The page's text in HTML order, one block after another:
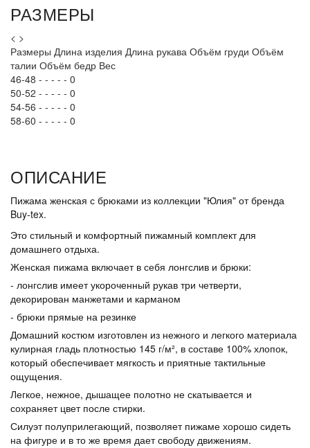
РАЗМЕРЫ
< >
Размеры Длина изделия Длина рукава Объём груди Объём
талии Объём бедр Вес
46-48 - - - - - 0
50-52 - - - - - 0
54-56 - - - - - 0
58-60 - - - - - 0
ОПИСАНИЕ
Пижама женская с брюками из коллекции "Юлия" от бренда
Buy-tex.
Это стильный и комфортный пижамный комплект для
домашнего отдыха.
Женская пижама включает в себя лонгслив и брюки:
- лонгслив имеет укороченный рукав три четверти,
декорирован манжетами и карманом
- брюки прямые на резинке
Домашний костюм изготовлен из нежного и легкого материала
кулирная гладь плотностью 145 г/м², в составе 100% хлопок,
который обеспечивает мягкость и приятные тактильные
ощущения.
Легкое, нежное, дышащее полотно не скатывается и
сохраняет цвет после стирки.
Силуэт полуприлегающий, позволяет пижаме хорошо сидеть
на фигуре и в то же время дает свободу движениям.